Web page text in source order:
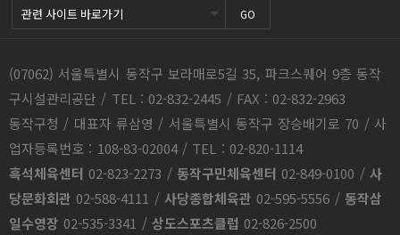
GO
(07062) 서울특별시 동작구 보라매로5길 35, 파크스퀘어 9층 동작
구시설관리공단 / TEL : 02-832-2445 / FAX : 02-832-2963
동작구청 / 대표자 류삼영 / 서울특별시 동작구 장승배기로 70 / 사
업자등록번호 : 108-83-02004 / TEL : 02-820-1114
흑석체육센터 02-823-2273 / 동작구민체육센터 02-849-0100 / 사
당문화회관 02-588-4111 / 사당종합체육관 02-595-5556 / 동작삼
일수영장 02-535-3341 / 상도스포츠클럽 02-826-2500